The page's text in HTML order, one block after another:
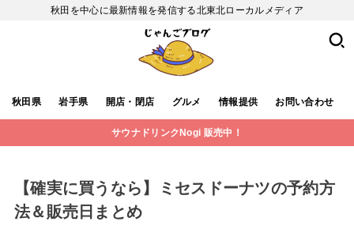
秋田を中心に最新情報を発信する北東北ローカルメディア
秋田県 岩手県 開店・閉店 グルメ 情報提供 お問い合わせ
サウナドリンクNogi 販売中！
【確実に買うなら】ミセスドーナツの予約方
法＆販売日まとめ